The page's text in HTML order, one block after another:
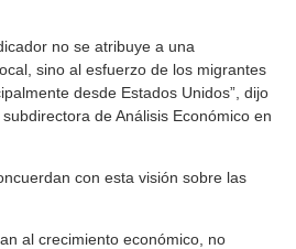
no se atribuye a una
sino al esfuerzo de los migrantes
desde Estados Unidos”, dijo
de Análisis Económico en
con esta visión sobre las
al crecimiento económico, no